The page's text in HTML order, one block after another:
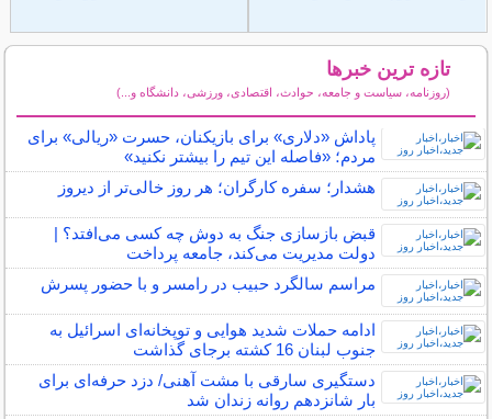
تازه ترین خبرها
(روزنامه، سیاست و جامعه، حوادث، اقتصادی، ورزشی، دانشگاه و...)
پاداش «دلاری» برای بازیکنان، حسرت «ریالی» برای
مردم؛ «فاصله این تیم را بیشتر نکنید»
هشدار؛ سفره کارگران؛ هر روز خالی‌تر از دیروز
قبض بازسازی جنگ به دوش چه کسی می‌افتد؟ |
دولت مدیریت می‌کند، جامعه پرداخت
مراسم سالگرد حبیب در رامسر و با حضور پسرش
ادامه حملات شدید هوایی و توپخانه‌ای اسرائیل به
جنوب لبنان 16 کشته برجای گذاشت
دستگیری سارقی با مشت آهنی/ دزد حرفه‌ای برای
بار شانزدهم روانه زندان شد